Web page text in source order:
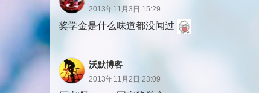
2013年11月3日 15:29
奖学金是什么味道都没闻过
沃默博客
2013年11月2日 23:09